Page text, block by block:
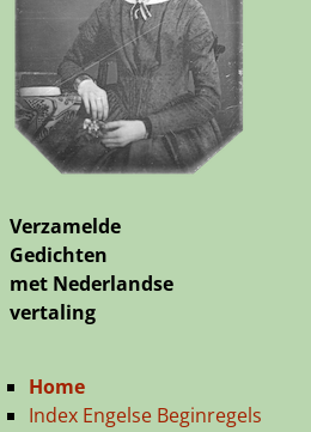
Verzamelde
Gedichten
met Nederlandse
vertaling
Home
Index Engelse Beginregels